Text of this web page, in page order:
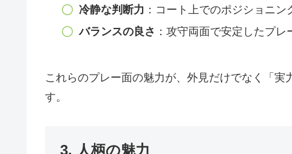
冷静な判断力 ：コート上でのポジショニ
バランスの良さ ：攻守両面で安定したプレ
これらのプレー面の魅力が、外見だけでなく「
す。
3. 人柄の魅力